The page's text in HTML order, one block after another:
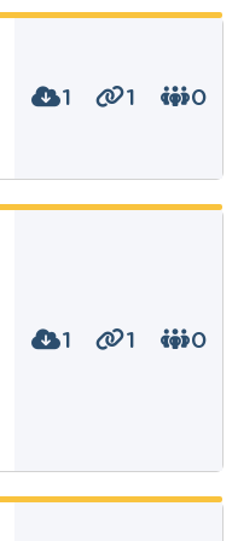
1 1 0
1 1 0